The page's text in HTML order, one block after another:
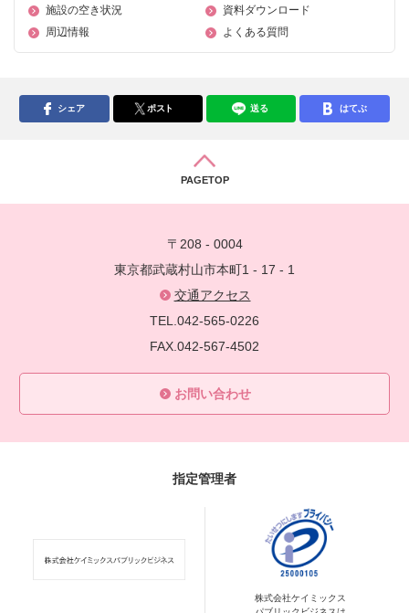
施設の空き状況
資料ダウンロード
周辺情報
よくある質問
シェア ポスト 送る はてぶ
PAGETOP
〒208 - 0004
東京都武蔵村山市本町1 - 17 - 1
交通アクセス
TEL.042-565-0226
FAX.042-567-4502
お問い合わせ
指定管理者
株式会社ケイミックス